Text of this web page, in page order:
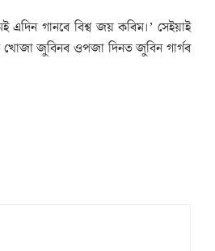
গানৰে বিশ্ব জয় কৰিম।’ সেইয়াই
খোজা জুবিনৰ ওপজা দিনত জুবিন গাৰ্গৰ